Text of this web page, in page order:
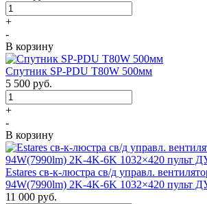
+
-
В корзину
Спутник SP-PDU T80W 500мм
5 500 руб.
+
-
В корзину
Estares св-к-люстра св/д управл.
94W(7990lm) 2K-4K-6K 1032×420 пульт
11 000 руб.